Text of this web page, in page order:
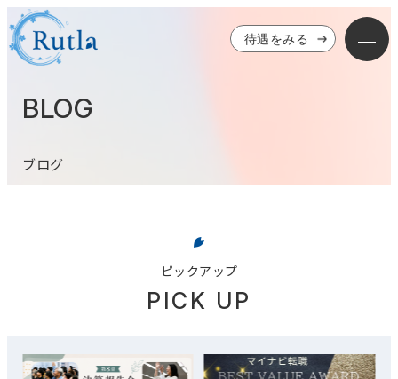
待遇をみる
BLOG
ブログ
ピックアップ
PICK UP